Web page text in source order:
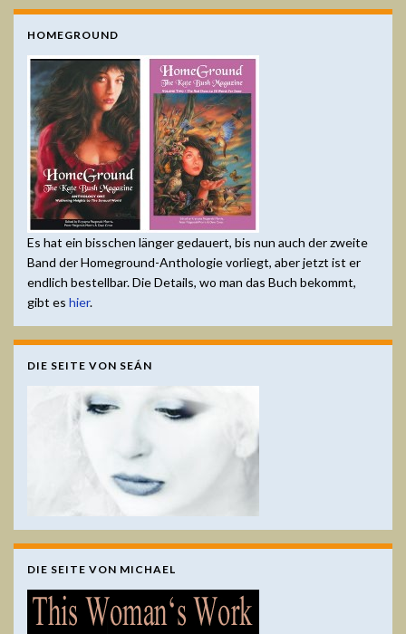
HOMEGROUND
Es hat ein bisschen länger gedauert, bis nun auch der zweite
Band der Homeground-Anthologie vorliegt, aber jetzt ist er
endlich bestellbar. Die Details, wo man das Buch bekommt,
gibt es hier.
DIE SEITE VON SEÁN
DIE SEITE VON MICHAEL